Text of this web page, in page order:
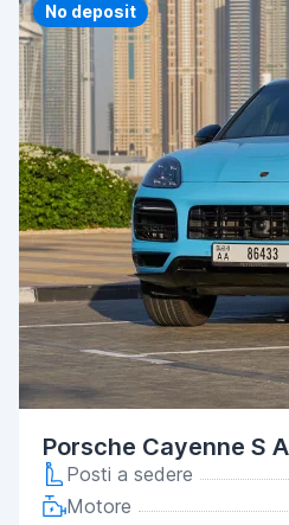
No deposit
Porsche Cayenne S
Posti a sedere
Motore